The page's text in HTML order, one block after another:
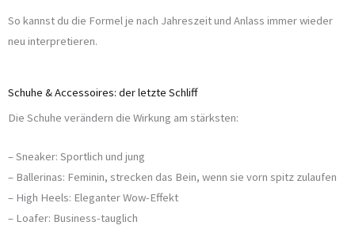
So kannst du die Formel je nach Jahreszeit und Anlass immer wieder
neu interpretieren.
Schuhe & Accessoires: der letzte Schliff
Die Schuhe verändern die Wirkung am stärksten:
– Sneaker: Sportlich und jung
– Ballerinas: Feminin, strecken das Bein, wenn sie vorn spitz zulaufen
– High Heels: Eleganter Wow-Effekt
– Loafer: Business-tauglich